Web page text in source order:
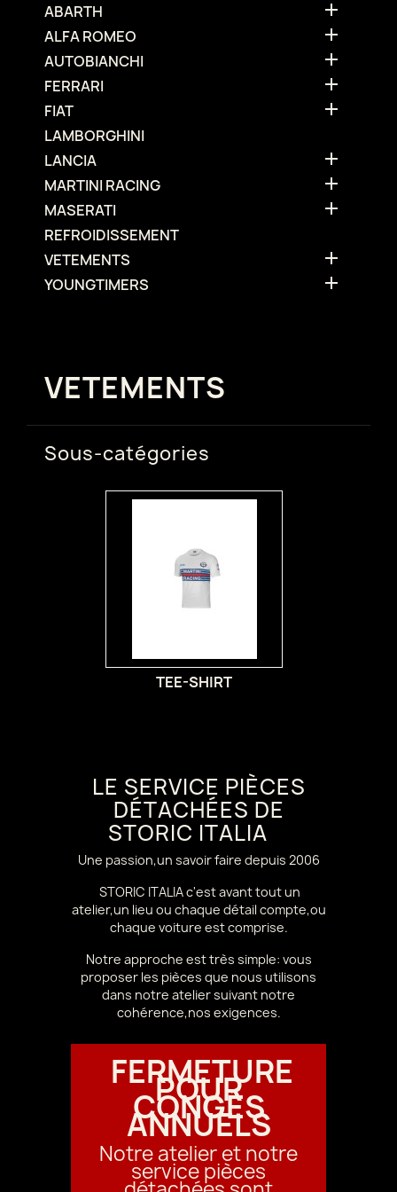
ABARTH 
ALFA ROMEO 
AUTOBIANCHI 
FERRARI 
FIAT 
LAMBORGHINI
LANCIA

MARTINI RACING 
MASERATI 
REFROIDISSEMENT
VETEMENTS

YOUNGTIMERS 
VETEMENTS
Sous-catégories
TEE-SHIRT
LE SERVICE PIÈCES
DÉTACHÉES DE
STORIC ITALIA
Une passion,un savoir faire depuis 2006
STORIC ITALIA c'est avant tout un
atelier,un lieu ou chaque détail compte,ou
chaque voiture est comprise.
Notre approche est très simple: vous
proposer les pièces que nous utilisons
dans notre atelier suivant notre
cohérence,nos exigences.
FERMETURE
POUR
CONGÉS
ANNUELS
Notre atelier et notre
service pièces